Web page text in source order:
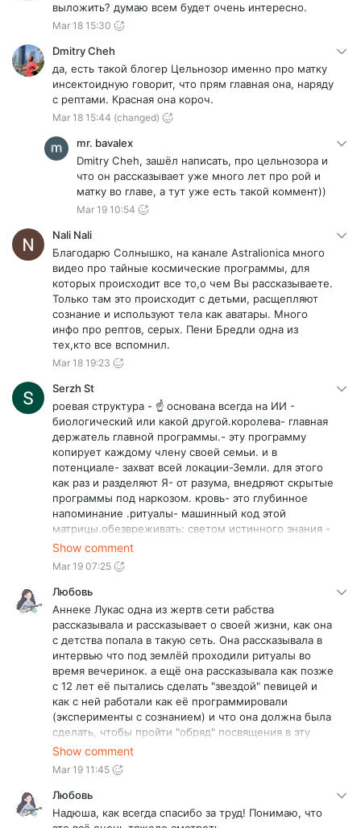
выложить? думаю всем будет очень интересно.
Mar 18 15:30
Dmitry Cheh
да, есть такой блогер Цельнозор именно про матку
инсектоидную говорит, что прям главная она, наряду
с рептами. Красная она короч.
Mar 18 15:44 (changed)
mr. bavalex
Dmitry Cheh, зашёл написать, про цельнозора и
что он рассказывает уже много лет про рой и
матку во главе, а тут уже есть такой коммент))
Mar 19 10:54
Nali Nali
Благодарю Солнышко, на канале Astralionica много
видео про тайные космические программы, для
которых происходит все то,о чем Вы рассказываете.
Только там это происходит с детьми, расщепляют
сознание и используют тела как аватары. Много
инфо про рептов, серых. Пени Бредли одна из
тех,кто все вспомнил.
Mar 18 19:23
Serzh St
роевая структура - ☝️ основана всегда на ИИ -
биологический или какой другой.королева- главная
держатель главной программы.- эту программу
копирует каждому члену своей семьи. и в
потенциале- захват всей локации-Земли. для этого
как раз и разделяют Я- от разума, внедряют скрытые
программы под наркозом. кровь- это глубинное
напоминание .ритуалы- машинный код этой
матрицы.обезвреживать: светом истинного знания -
всего этого и всех механизмов распространения, а
так же удалением программ из заражённых.
распространение знания среди людей, чтоб не
попадали в ловчие сети. па самую основную
прошивку, программу в виде носителя этой
структуры нужно так же найти у себя и удалить. так
как ее каждому человеку вселяли где-то очень
много времени назад
Show comment
Mar 19 07:25
Любовь
Аннеке Лукас одна из жертв сети рабства
рассказывала и рассказывает о своей жизни, как она
с детства попала в такую сеть. Она рассказывала в
интервью что под землёй проходили ритуалы во
время вечеринок. а ещё она рассказывала как позже
с 12 лет её пытались сделать "звездой" певицей и
как с ней работали как её программировали
(эксперименты с сознанием) и что она должна была
сделать, чтобы пройти "обряд" посвящения в эту
среду...очень тяжёлая и сложная информация. Но
она смогла выйти и жить дальше, сейчас она
работает с людьми которые также получили очень
травматичный опыт, пишет книги.
Show comment
Mar 19 11:45
Любовь
Надюша, как всегда спасибо за труд! Понимаю, что